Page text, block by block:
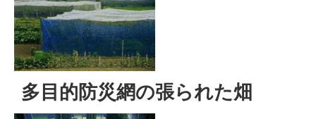
多目的防災網の張られた畑